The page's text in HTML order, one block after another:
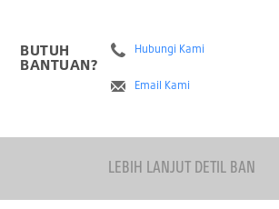
BUTUH
BANTUAN?
Hubungi Kami
Email Kami
LEBIH LANJUT DETIL BAN